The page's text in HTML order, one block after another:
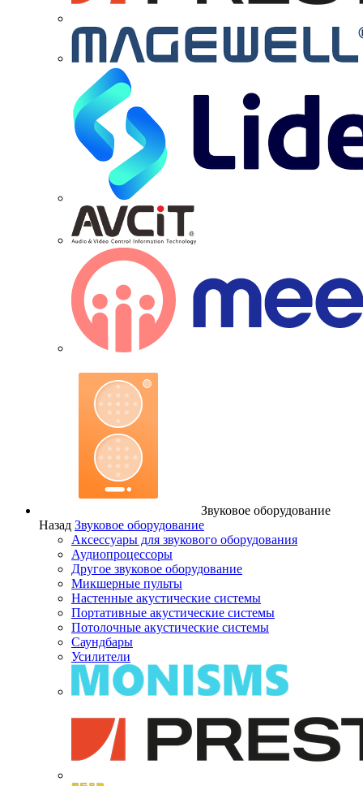
Звуковое оборудование
Назад Звуковое оборудование
Аксессуары для звукового оборудования
Аудиопроцессоры
Другое звуковое оборудование
Микшерные пульты
Настенные акустические системы
Портативные акустические системы
Потолочные акустические системы
Саундбары
Усилители